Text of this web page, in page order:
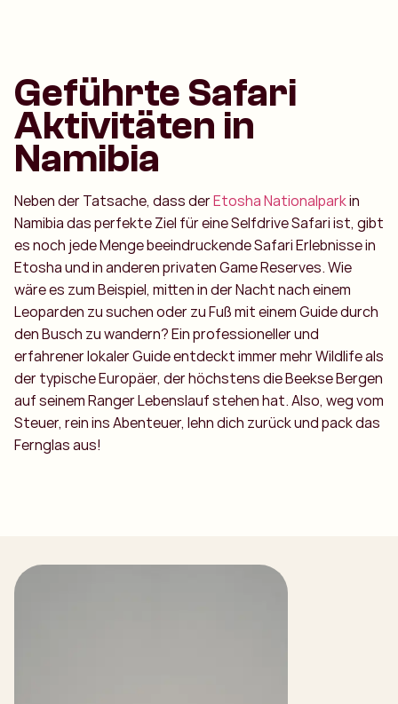
Geführte Safari
Aktivitäten in
Namibia
Neben der Tatsache, dass derEtosha Nationalparkin
Namibia das perfekte Ziel für eine Selfdrive Safari ist, gibt
es noch jede Menge beeindruckende Safari Erlebnisse in
Etosha und in anderen privaten Game Reserves. Wie
wäre es zum Beispiel, mitten in der Nacht nach einem
Leoparden zu suchen oder zu Fuß mit einem Guide durch
den Busch zu wandern? Ein professioneller und
erfahrener lokaler Guide entdeckt immer mehr Wildlife als
der typische Europäer, der höchstens die Beekse Bergen
auf seinem Ranger Lebenslauf stehen hat. Also, weg vom
Steuer, rein ins Abenteuer, lehn dich zurück und pack das
Fernglas aus!